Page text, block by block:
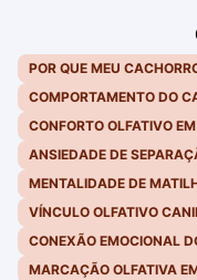
POR QUE MEU
COMPORTAMENTO DO
CONFORTO OLFATIVO
ANSIEDADE DE
MENTALIDADE DE
VÍNCULO OLFATIVO
CONEXÃO EMOCIONAL
MARCAÇÃO OLFATIVA